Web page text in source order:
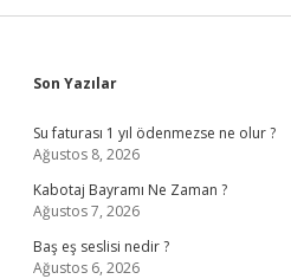
Sidebar
Son Yazılar
Su faturası 1 yıl ödenmezse ne olur ?
Ağustos 8, 2026
Kabotaj Bayramı Ne Zaman ?
Ağustos 7, 2026
Baş eş seslisi nedir ?
Ağustos 6, 2026